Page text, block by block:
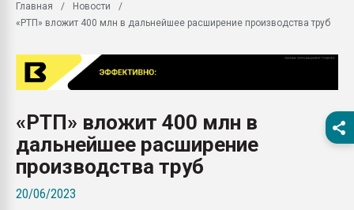
28.07.2026
пластмасс
28.07.2026
Главная
Новости
«РТП» вложит 400 млн в дальнейшее расширение производства труб
«РТП» вложит 400 млн в
дальнейшее расширение
производства труб
20/06/2023